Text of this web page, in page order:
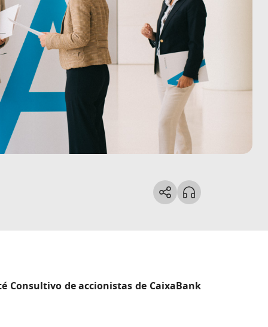
Consultivo de accionistas de CaixaBank